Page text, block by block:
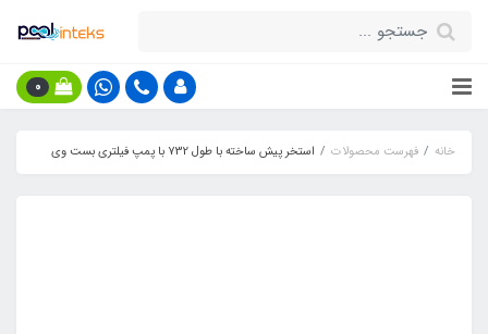
0
خانه فهرست محصولات استخر پیش ساخته با طول 732 با پمپ فیلتری بست وی